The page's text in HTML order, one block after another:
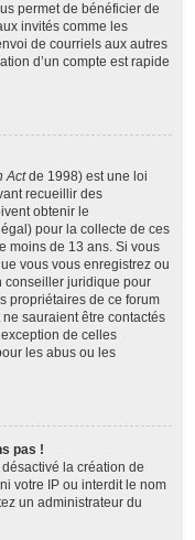
permet de bénéficier de
invités comme les
de courriels aux autres
d’un compte est rapide
Actde 1998) est une loi
recueillir des
obtenir le
pour la collecte de ces
moins de 13 ans. Si vous
vous vous enregistrez ou
conseiller juridique pour
propriétaires de ce forum
sauraient être contactés
de celles
les abus ou les
pas !
désactivé la création de
votre IP ou interdit le nom
un administrateur du